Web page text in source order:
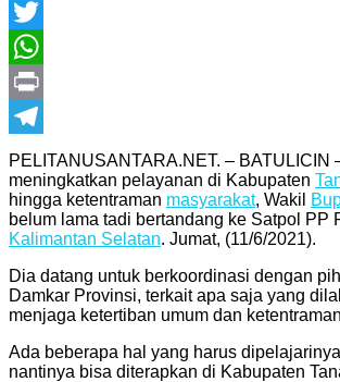
Facebook
Twitter
WhatsApp
Print
Telegram
PELITANUSANTARA.NET. – BATULICIN
meningkatkan pelayanan di Kabupaten
hingga ketentraman masyarakat, Wakil
belum lama tadi bertandang ke Satpol PP
Kalimantan Selatan. Jumat, (11/6/2021).
Dia datang untuk berkoordinasi dengan
Damkar Provinsi, terkait apa saja yang
menjaga ketertiban umum dan
Ada beberapa hal yang harus
nantinya bisa diterapkan di Kabupaten